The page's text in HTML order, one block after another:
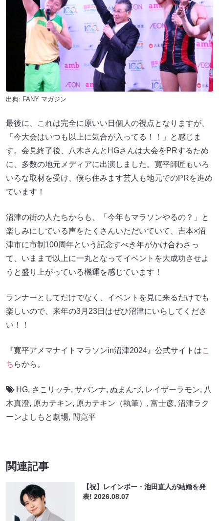
出典: FANY マガジン
最後に、これは完全に原いい日個人の視点となりますが、
「今大会はいつも以上に気合が入ってる！！」と感じま
す。会見終了後、八木さんとHGさんは大会をPRするため
に、多数の地元メディアに出演しました。寛平師匠もいろ
いろな取材を受け、僕ら住みます芸人も地元でのPRを進め
ています！
沼津の街の人たちからも、「今年もマラソンやるの？」と
楽しみにしている声をたくさんいただいていて、吉本×沼
津市に市制100周年という記念すべき年がかけ合わさっ
て、いままで以上に一丸となってイベントを大成功させよ
うと盛り上がっている機運を感じています！
ランナーとしてだけでなく、イベントを見に来るだけでも
楽しいので、来年の3月23日はぜひ沼津にいらしてくださ
い！！
『寛平アメマナイトマラソンin沼津2024』公式サイトはこ
ち らから。
HG, さこリッチ, サバンナ, ぬまんづ, レイザーラモン, 八
木真澄, 原カテキン, 原カテキン（執筆） , 富士彦, 沼津ラク
ーンよしもと劇場, 間寛平
関連記事
【祝】レインボー・池田直人が結婚を発
表!2026.08.07